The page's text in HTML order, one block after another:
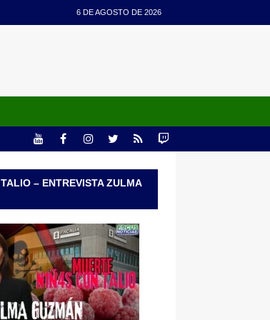
6 DE AGOSTO DE 2026
– ENTREVISTA ZULMA